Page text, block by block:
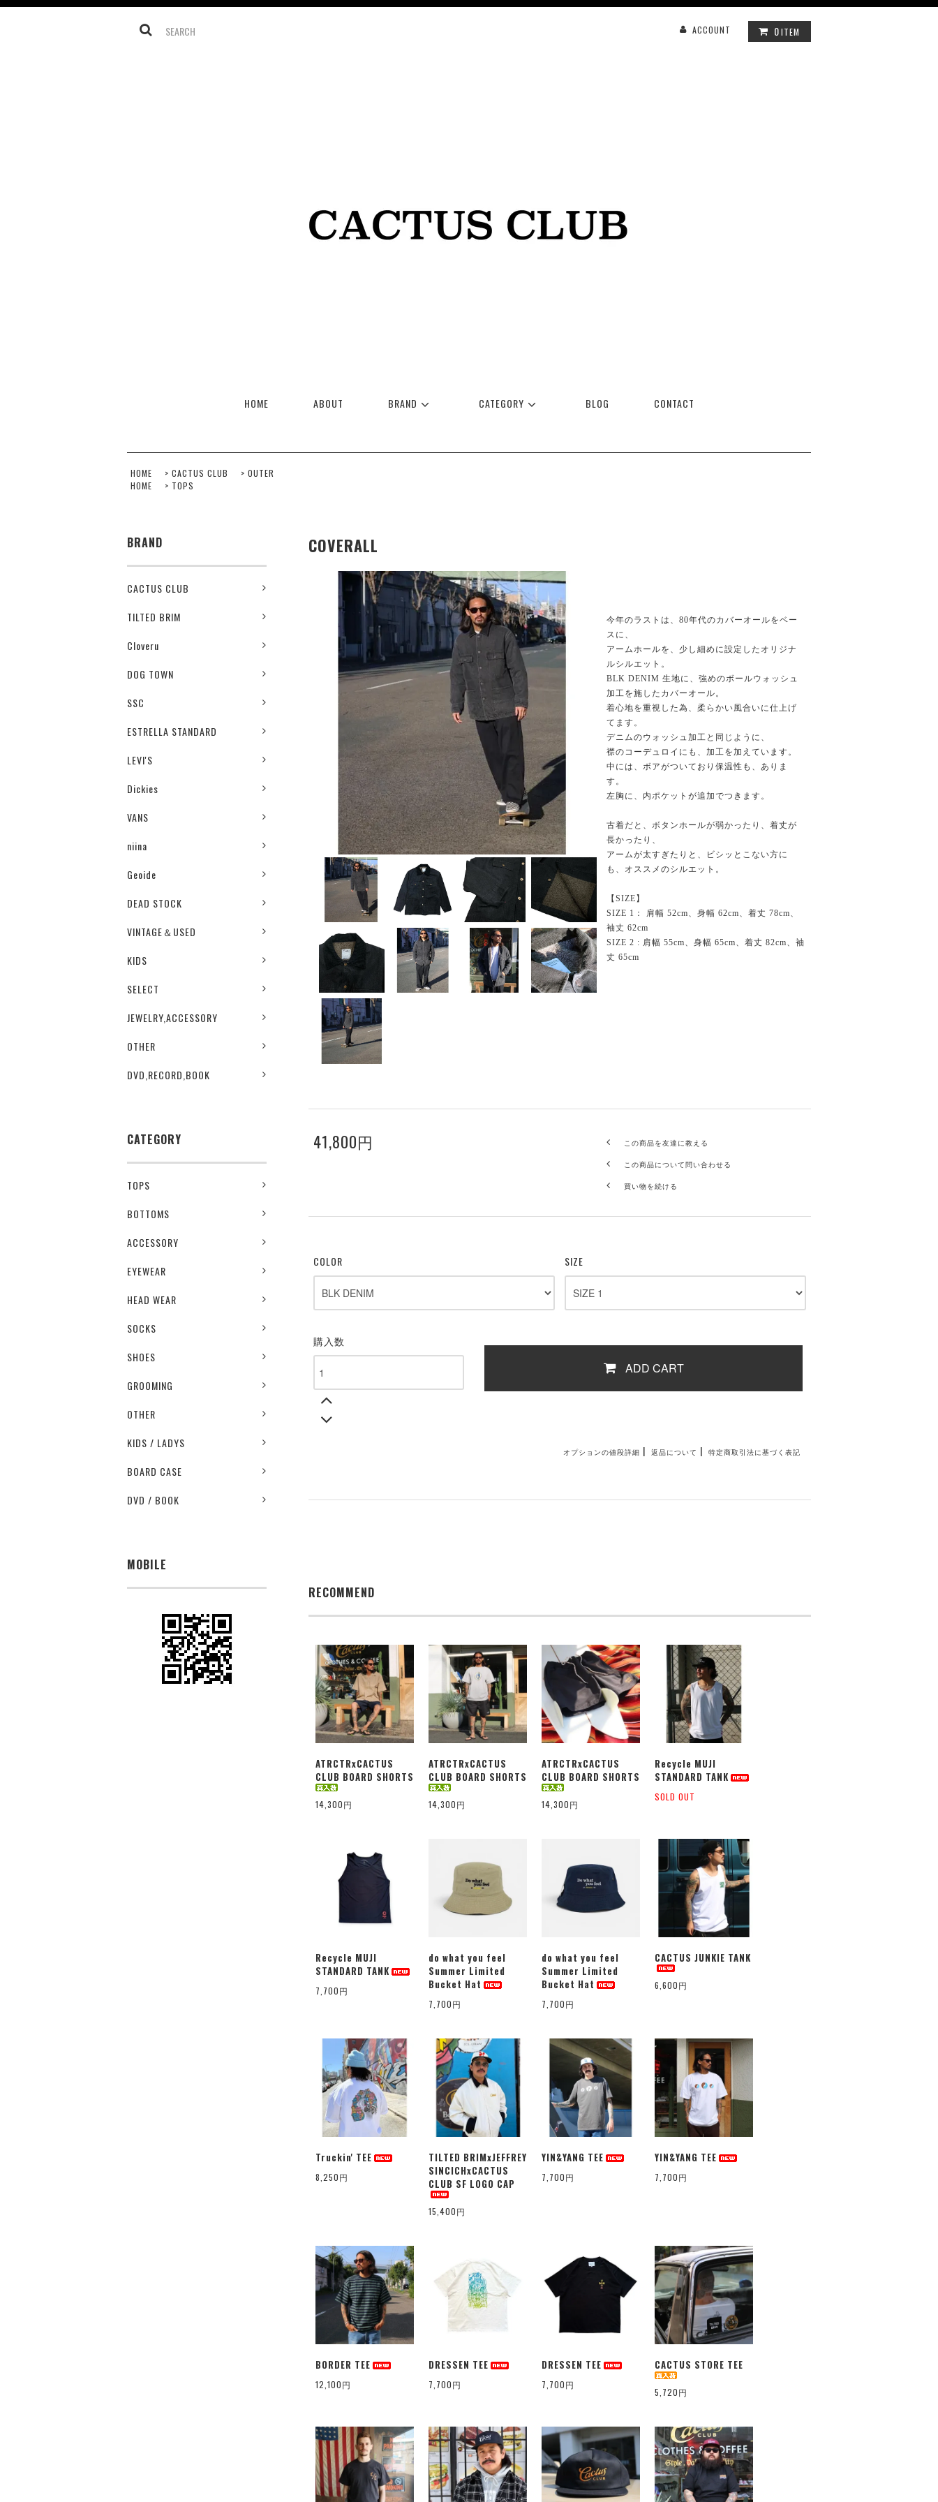
ACCOUNT 0ITEM
HOME ABOUT BRAND CATEGORY BLOG CONTACT
HOME > CACTUS CLUB > OUTER
HOME
> TOPS
BRAND
CACTUS CLUB
TILTED BRIM
Cloveru
DOG TOWN
SSC
ESTRELLA STANDARD
LEVI'S
Dickies
VANS
niina
Geoide
DEAD STOCK
VINTAGE＆USED
KIDS
SELECT
JEWELRY,ACCESSORY
OTHER
DVD,RECORD,BOOK
CATEGORY
TOPS
BOTTOMS
ACCESSORY
EYEWEAR
HEAD WEAR
SOCKS
SHOES
GROOMING
OTHER
KIDS / LADYS
BOARD CASE
DVD / BOOK
MOBILE
COVERALL
今年のラストは、80年代のカバーオールをベー
スに、
アームホールを、少し細めに設定したオリジナ
ルシルエット。
BLK DENIM 生地に、強めのボールウォッシュ
加工を施したカバーオール。
着心地を重視した為、柔らかい風合いに仕上げ
てます。
デニムのウォッシュ加工と同じように、
襟のコーデュロイにも、加工を加えています。
中には、ボアがついており保温性も、ありま
す。
左胸に、内ポケットが追加でつきます。
古着だと、ボタンホールが弱かったり、着丈が
長かったり、
アームが太すぎたりと、ビシッとこない方に
も、オススメのシルエット。
【SIZE】
SIZE 1： 肩幅 52cm、身幅 62cm、着丈 78cm、
袖丈 62cm
SIZE 2 : 肩幅 55cm、身幅 65cm、着丈 82cm、袖
丈 65cm
41,800円 この商品を友達に教える
この商品について問い合わせる
買い物を続ける
COLOR SIZE
購入数
ADD CART
オプションの値段詳細 | 返品について | 特定商取引法に基づく表記
RECOMMEND
ATRCTRxCACTUS
CLUB BOARD SHORTS
14,300円
ATRCTRxCACTUS
CLUB BOARD SHORTS
14,300円
ATRCTRxCACTUS
CLUB BOARD SHORTS
14,300円
Recycle MUJI
STANDARD TANK
SOLD OUT
Recycle MUJI
STANDARD TANK
7,700円
do what you feel
Summer Limited
Bucket Hat
7,700円
do what you feel
Summer Limited
Bucket Hat
7,700円
CACTUS JUNKIE TANK
6,600円
Truckin' TEE
8,250円
TILTED BRIMxJEFFREY
SINCICHxCACTUS
CLUB SF LOGO CAP
15,400円
YIN&YANG TEE
7,700円
YIN&YANG TEE
7,700円
BORDER TEE
12,100円
DRESSEN TEE
7,700円
DRESSEN TEE
7,700円
CACTUS STORE TEE
5,720円